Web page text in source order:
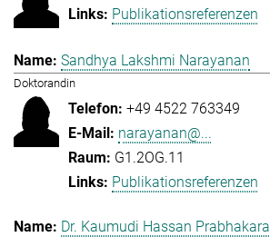
Publikationsreferenzen
Sandhya Lakshmi Narayanan
Doktorandin
+49 4522 763349
narayanan@...
G1.2OG.11
Publikationsreferenzen
Dr. Kaumudi Hassan Prabhakara